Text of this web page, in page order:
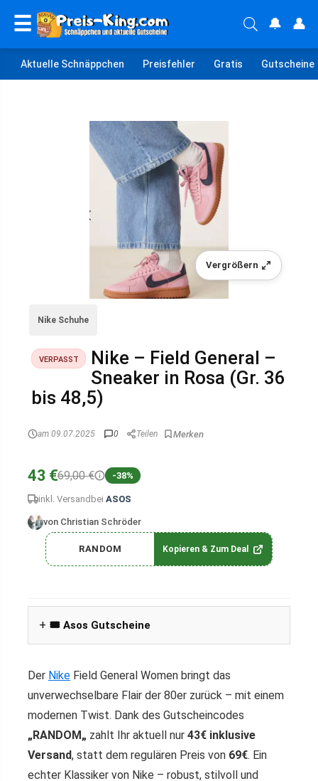
☰ 🔔 👤
Aktuelle Schnäppchen Preisfehler Gratis Gutscheine
Vergrößern
Nike Schuhe
VERPASST
Nike – Field General –
Sneaker in Rosa (Gr. 36
bis 48,5)
am 09.07.2025 0 Teilen
43 €69,00 € -38%
inkl. Versand bei ASOS
von Christian Schröder
RANDOM Kopieren & Zum Deal
🎟️ Asos Gutscheine
Der Nike Field General Women bringt das
unverwechselbare Flair der 80er zurück – mit einem
modernen Twist. Dank des Gutscheincodes
„RANDOM„ zahlt Ihr aktuell nur 43€ inklusive
Versand, statt dem regulären Preis von 69€. Ein
echter Klassiker von Nike – robust, stilvoll und